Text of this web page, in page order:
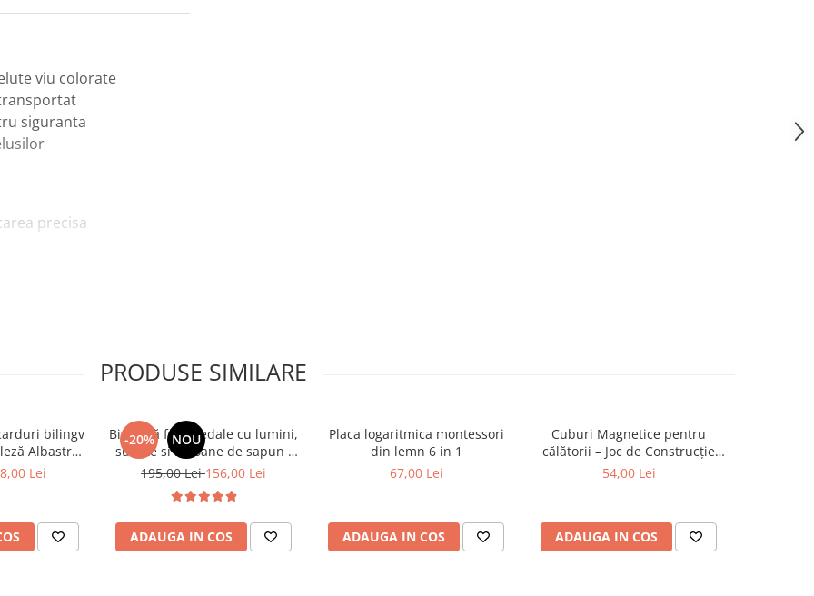
viu colorate
siguranta
precisa
PRODUSE SIMILARE
bilingv
Albastru
cuvinte)
Lei
-20% NOU
Bicicletă fără pedale cu lumini,
sunete si baloane de sapun -
roz
195,00 Lei156,00 Lei
ADAUGA IN COS
Placa logaritmica montessori
din lemn 6 in 1
67,00 Lei
ADAUGA IN COS
Cuburi Magnetice pentru
călătorii – Joc de Construcție
STEM, 3 ani+
54,00 Lei
ADAUGA IN COS